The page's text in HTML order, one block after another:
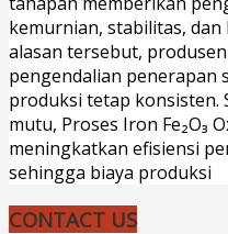
kemurnian, stabilitas,
alasan tersebut,
pengendalian penerapan
produksi tetap konsisten.
mutu, Proses Iron Fe₂O₃
meningkatkan efisiensi
sehingga biaya produksi
CONTACT US